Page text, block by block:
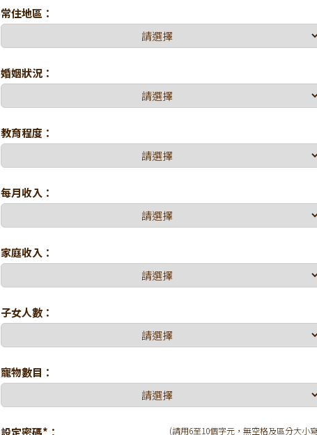
常住地區：
婚姻狀況：
教育程度：
每月收入：
家庭收入：
子女人數：
寵物數目：
設定密碼*： (請用6至10個字元，無空格及區分大小